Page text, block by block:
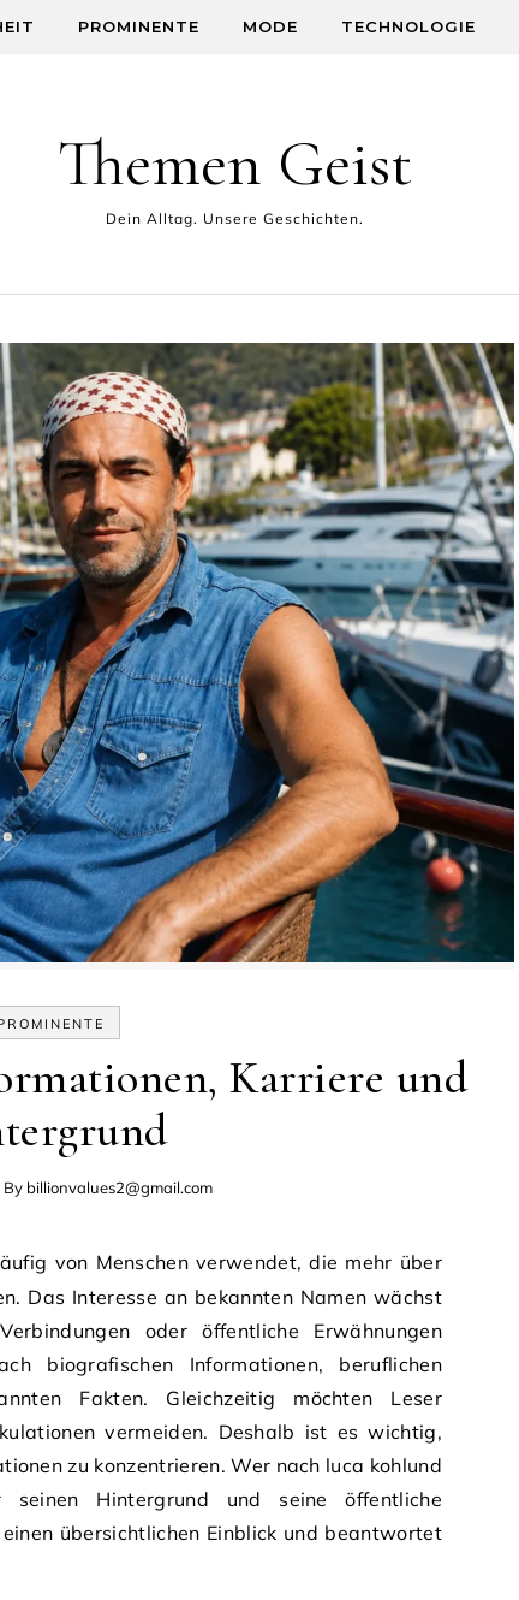
PROMINENTE MODE TECHNOLOGIE
Themen Geist
Dein Alltag. Unsere Geschichten.
Karriere und
By billionvalues2@gmail.com
Das Interesse an bekannten Namen wächst
oder öffentliche Erwähnungen
biografischen Informationen, beruflichen
Fakten. Gleichzeitig möchten Leser
vermeiden. Deshalb ist es wichtig,
zu konzentrieren. Wer nach luca kohlund
Hintergrund und seine öffentliche
übersichtlichen Einblick und beantwortet